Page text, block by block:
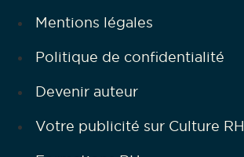
Mentions légales
Politique de confidentialité
Devenir auteur
Votre publicité sur Culture RH